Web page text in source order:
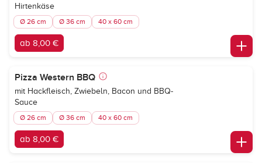
Hirtenkäse
Ø 26 cm Ø 36 cm 40 x 60 cm
ab 8,00 €
Pizza Western BBQ
mit Hackfleisch, Zwiebeln, Bacon und BBQ-
Sauce
Ø 26 cm Ø 36 cm 40 x 60 cm
ab 8,00 €